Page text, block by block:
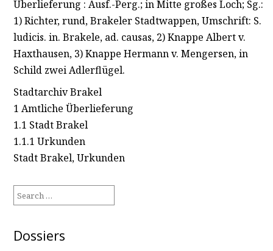
Überlieferung : Ausf.-Perg.; in Mitte großes Loch; Sg.:
1) Richter, rund, Brakeler Stadtwappen, Umschrift: S.
ludicis. in. Brakele, ad. causas, 2) Knappe Albert v.
Haxthausen, 3) Knappe Hermann v. Mengersen, in
Schild zwei Adlerflügel.
Stadtarchiv Brakel
1 Amtliche Überlieferung
1.1 Stadt Brakel
1.1.1 Urkunden
Stadt Brakel, Urkunden
for:
Dossiers